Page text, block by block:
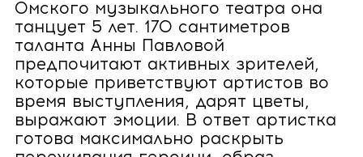
Омского музыкального театра она
танцует 5 лет. 170 сантиметров
таланта Анны Павловой
предпочитают активных зрителей,
которые приветствуют артистов во
время выступления, дарят цветы,
выражают эмоции. В ответ артистка
готова максимально раскрыть